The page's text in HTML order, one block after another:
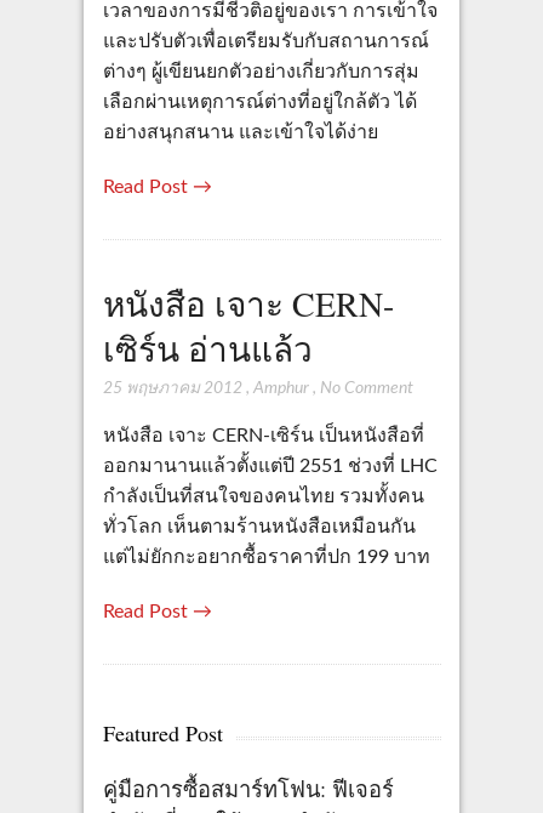
เวลาของการมีชีวติอยู่ของเรา การเข้าใจ
และปรับตัวเพื่อเตรียมรับกับสถานการณ์
ต่างๆ ผู้เขียนยกตัวอย่างเกี่ยวกับการสุ่ม
เลือกผ่านเหตุการณ์ต่างที่อยู่ใกล้ตัว ได้
อย่างสนุกสนาน และเข้าใจได้ง่าย
Read Post →
หนังสือ เจาะ CERN-
เซิร์น อ่านแล้ว
25 พฤษภาคม 2012 , Amphur, No Comment
หนังสือ เจาะ CERN-เซิร์น เป็นหนังสือที่
ออกมานานแล้วตั้งแต่ปี 2551 ช่วงที่ LHC
กำลังเป็นที่สนใจของคนไทย รวมทั้งคน
ทั่วโลก เห็นตามร้านหนังสือเหมือนกัน
แต่ไม่ยักกะอยากซื้อราคาที่ปก 199 บาท
Read Post →
Featured Post
คู่มือการซื้อสมาร์ทโฟน: ฟีเจอร์